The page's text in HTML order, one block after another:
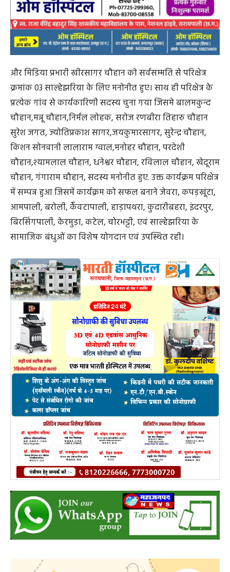
और मिडिया प्रभारी खीरसागर चौहान को सर्वसम्मति से परिक्षेत्र
क्रमांक 03 साल्हेझरिया के लिए मनोनीत हुए। साथ ही परिक्षेत्र के
प्रत्येक गांव से कार्यकारिणी सदस्य चुना गया जिसमे बालमकुन्द
चौहान,मन्नू चौहान,निर्मल लोहक, सरोज रणबीरा तिहारु चौहान
सुरेश जगत, ज्योतिप्रकाश सागर,जयकुमारसागर, सुरेन्द्र चौहान,
किशन सोनवानी लालाराम ग्वाल,मनोहर चौहान, परदेशी
चौहान,श्यामलाल चौहान, धनेश्वर चौहान, रविलाल चौहान, खेदूराम
चौहान, गंगाराम चौहान, सदस्य मनोनीत हुए. उक्त कार्यक्रम परिक्षेत्र
में सम्पन्न हुआ जिसमें कार्यक्रम को सफल बनाने जेवरा, कपड़खूंटा,
आमपाली, बरोली, केँवटापाली, हाड़ापथरा, कुदारीबहरा, इंदरपुर,
बिरसिंगपाली, केरमुड़ा, कटेल, चोरभट्टी, एवं साल्हेझरिया के
सामाजिक बंधुओं का विशेष योगदान एवं उपस्थित रही।